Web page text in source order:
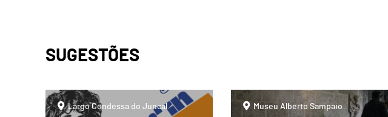
SUGESTÕES
pageLargo Condessa do Juncal pageMuseu Alberto Sampaio